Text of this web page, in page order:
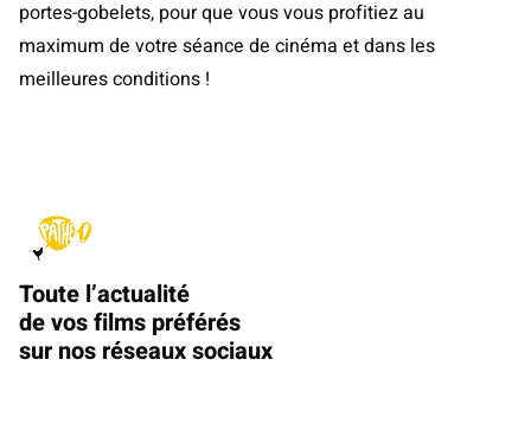
portes-gobelets, pour que vous vous profitiez au
maximum de votre séance de cinéma et dans les
meilleures conditions !
Toute l’actualité
de vos films préférés
sur nos réseaux sociaux